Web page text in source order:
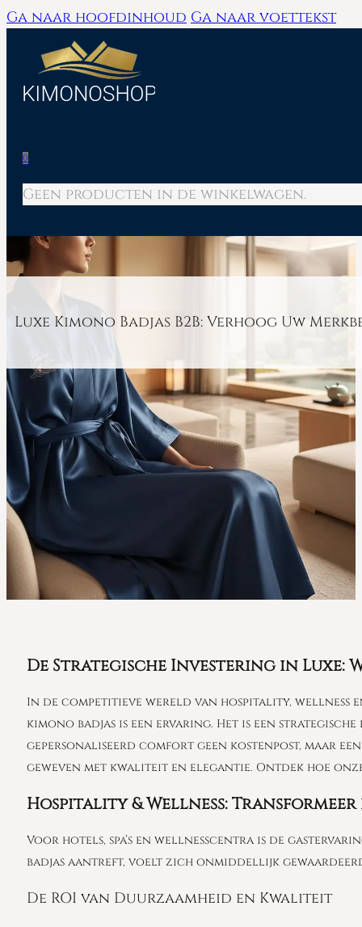
Ga naar hoofdinhoud Ga naar voettekst
0
Geen producten in de winkelwagen.
Luxe Kimono Badjas B2B: Verhoog Uw
De Strategische Investering in Luxe:
In de competitieve wereld van hospitality,
kimono badjas is een ervaring. Het is een
gepersonaliseerd comfort geen kostenpost, maar
geweven met kwaliteit en elegantie. Ontdek hoe
Hospitality & Wellness:
Voor hotels, spa’s en wellnesscentra is de
badjas aantreft, voelt zich onmiddellijk
De ROI van Duurzaamheid en Kwaliteit